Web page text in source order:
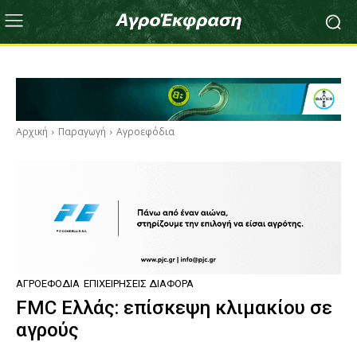
Αρχική Παραγωγή Αγροεφόδια
ΑΓΡΟΕΦΌΔΙΑ ΕΠΙΧΕΙΡΉΣΕΙΣ ΔΙΆΦΟΡΑ
FMC Ελλάς: επίσκεψη κλιμακίου σε
αγρούς